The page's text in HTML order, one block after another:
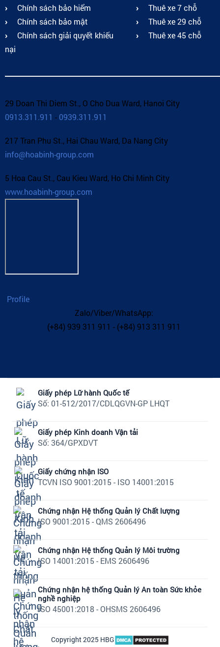
Chính sách bảo hiểm
Chính sách bảo mật
Chính sách giải quyết khiếu
nại
Thuê xe 7 chỗ
Thuê xe 29 chỗ
Thuê xe 45 chỗ
29 Doan Thi Diem St., O Cho Dua Ward, Hanoi City
0913.311.911 - 0939.311.911
217 Tran Phu St., Hai Chau Ward, Da Nang City
info@hoabinh-group.com
5 Hoa Cau St., Cau Kieu Ward, Ho Chi Minh City
www.hoabinh-group.com
Profile
Zalo/Viber/WhatsApp:
(+84) 939 311 911 - (+84) 913 311 911
Giấy phép Lữ hành Quốc tế
Số: 01-512/2017/CDLQGVN-GP LHQT
Giấy phép Kinh doanh Vận tải
Số: 364/GPXDVT
Giấy chứng nhận ISO
TCVN ISO 9001:2015 - ISO 14001:2015
Chứng nhận Hệ thống Quản lý Chất lượng
ISO 9001:2015 - QMS 2606496
Chứng nhận Hệ thống Quản lý Môi trường
ISO 14001:2015 - EMS 2606496
Chứng nhận hệ thống Quản lý An toàn Sức khỏe
nghề nghiệp
ISO 45001:2018 - OHSMS 2606496
Copyright 2025 HBG